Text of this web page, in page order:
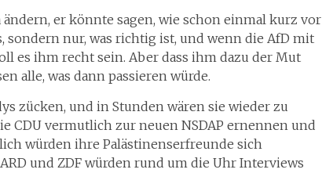
er könnte sagen, wie schon einmal kurz vor
nur, was richtig ist, und wenn die AfD mit
es ihm recht sein. Aber dass ihm dazu der Mut
alle, was dann passieren würde.
zücken, und in Stunden wären sie wieder zu
CDU vermutlich zur neuen NSDAP ernennen und
würden ihre Palästinenserfreunde sich
und ZDF würden rund um die Uhr Interviews